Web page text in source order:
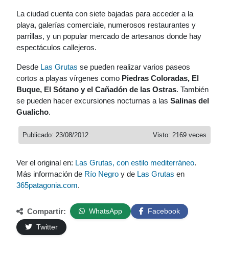
La ciudad cuenta con siete bajadas para acceder a la
playa, galerías comerciale, numerosos restaurantes y
parrillas, y un popular mercado de artesanos donde hay
espectáculos callejeros.
Desde Las Grutas se pueden realizar varios paseos
cortos a playas vírgenes como Piedras Coloradas, El
Buque, El Sótano y el Cañadón de las Ostras. También
se pueden hacer excursiones nocturnas a las Salinas del
Gualicho.
Visto: 2169 veces
Publicado: 23/08/2012
Ver el original en: Las Grutas, con estilo mediterráneo.
Más información de Río Negro y de Las Grutas en
365patagonia.com.
Compartir: WhatsApp
Facebook
Twitter